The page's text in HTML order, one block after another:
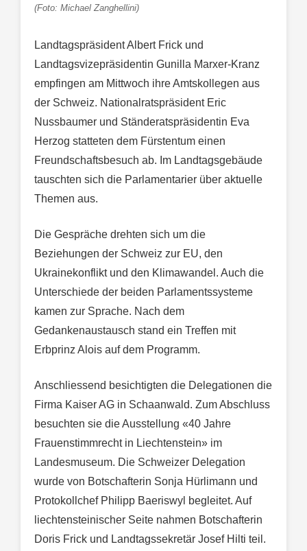
(Foto: Michael Zanghellini)
Landtagspräsident Albert Frick und
Landtagsvizepräsidentin Gunilla Marxer-Kranz
empfingen am Mittwoch ihre Amtskollegen aus
der Schweiz. Nationalratspräsident Eric
Nussbaumer und Ständeratspräsidentin Eva
Herzog statteten dem Fürstentum einen
Freundschaftsbesuch ab. Im Landtagsgebäude
tauschten sich die Parlamentarier über aktuelle
Themen aus.
Die Gespräche drehten sich um die
Beziehungen der Schweiz zur EU, den
Ukrainekonflikt und den Klimawandel. Auch die
Unterschiede der beiden Parlamentssysteme
kamen zur Sprache. Nach dem
Gedankenaustausch stand ein Treffen mit
Erbprinz Alois auf dem Programm.
Anschliessend besichtigten die Delegationen die
Firma Kaiser AG in Schaanwald. Zum Abschluss
besuchten sie die Ausstellung «40 Jahre
Frauenstimmrecht in Liechtenstein» im
Landesmuseum. Die Schweizer Delegation
wurde von Botschafterin Sonja Hürlimann und
Protokollchef Philipp Baeriswyl begleitet. Auf
liechtensteinischer Seite nahmen Botschafterin
Doris Frick und Landtagssekretär Josef Hilti teil.